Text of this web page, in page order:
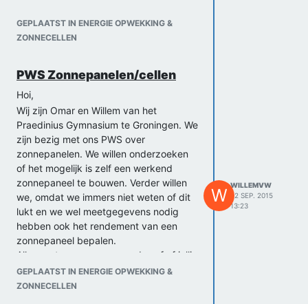
schrijven als lumen per m2. Lumen is de
eenheid van lichtstroom, dit is anders te
die uiteindelijk in de formule P=I*A moet
worden opgenomen. Steradiaal is de
eenheid van ruimtehoek, dit is een
waarde die aangeeft welk deel van het
licht op een bepaald oppervlak valt, dit
is dan ook te berekenen via sr=A/r2. ?
(iets met invalshoek, omdat het geen
gloeilamp is.)
We lopen dus vast bij het deel van de
ruimtehoek berekenen. Weten jullie hier
meer van?
Alvast bedankt
Willem
GEPLAATST IN ENERGIE OPWEKKING &
ZONNECELLEN
PWS Zonnepanelen/cellen
Hoi,
Wij zijn Omar en Willem van het
Praedinius Gymnasium te Groningen. We
zijn bezig met ons PWS over
zonnepanelen. We willen onderzoeken
of het mogelijk is zelf een werkend
zonnepaneel te bouwen. Verder willen
we, omdat we immers niet weten of dit
lukt en we wel meetgegevens nodig
hebben ook het rendement van een
zonnepaneel bepalen.
Allereerst vroegen we ons dus af of jullie
ervaring hebben met het zelf maken
van zonnepanelen en of jullie denken
GEPLAATST IN ENERGIE OPWEKKING &
ZONNECELLEN
W WILLEMVW
22 SEP. 2015
13:23